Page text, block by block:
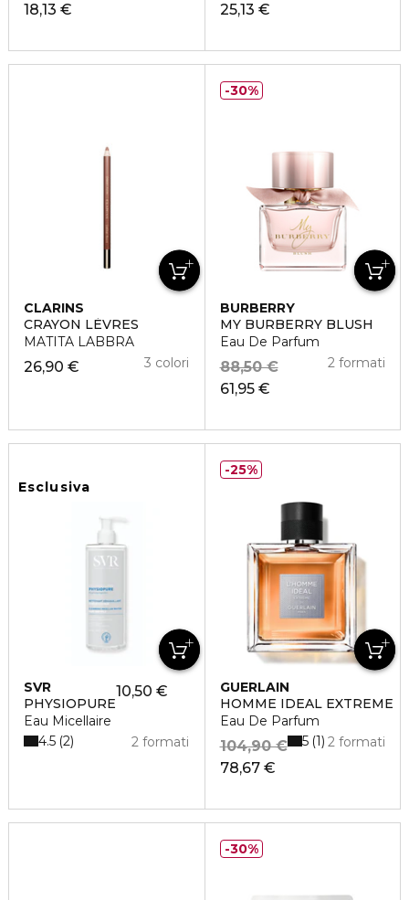
18,13 € 25,13 €
CLARINS
CRAYON LÈVRES
MATITA LABBRA
26,90 € 3 colori
BURBERRY
MY BURBERRY BLUSH
Eau De Parfum
61,95 €
88,50 € 2 formati
30%
Esclusiva
SVR
PHYSIOPURE
Eau Micellaire
10,50 €
2 formati
4.5 2
GUERLAIN
HOMME IDEAL EXTREME
Eau De Parfum
78,67 €
104,90 € 2 formati
5 1
25%
30%